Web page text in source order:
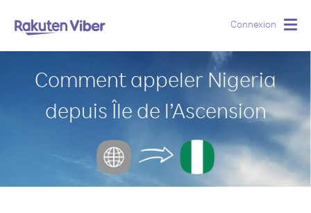
Connexion
Comment appeler Nigeria
depuis Île de l’Ascension